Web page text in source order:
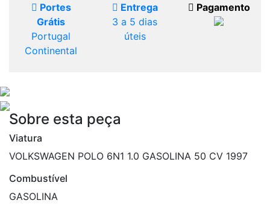
Portes
Grátis
Portugal
Continental
Entrega
3 a 5 dias
úteis
Pagamento
Sobre esta peça
Viatura
VOLKSWAGEN POLO 6N1 1.0 GASOLINA 50 CV 1997
Combustível
GASOLINA